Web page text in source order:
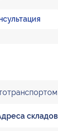
складов